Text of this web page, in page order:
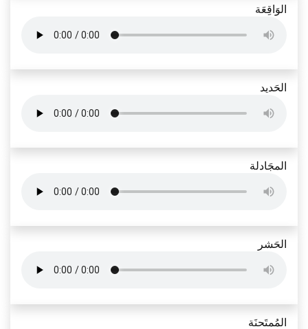
الوَاقِعَة
الحَديد
المجَادلة
الحَشر
المُمتَحنَة